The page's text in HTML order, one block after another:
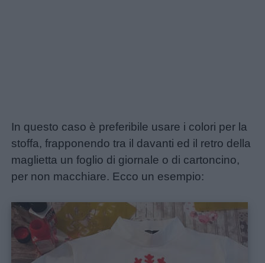
In questo caso è preferibile usare i colori per la
stoffa, frapponendo tra il davanti ed il retro della
maglietta un foglio di giornale o di cartoncino,
per non macchiare. Ecco un esempio: